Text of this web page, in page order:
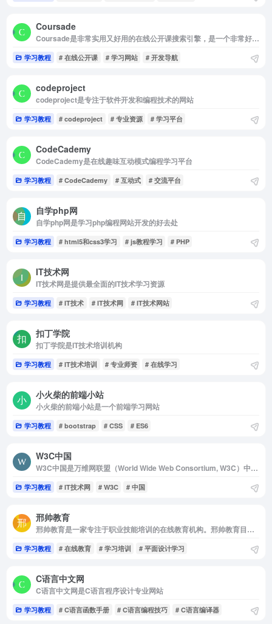
Coursade
Coursade是非常实用又好用的在线公开课搜索引擎，是一个非常好用的学习网站
学习教程 # 在线公开课 # 学习网站 # 开发导航
codeproject
codeproject是专注于软件开发和编程技术的网站
学习教程 # codeproject # 专业资源 # 学习平台
CodeCademy
CodeCademy是在线趣味互动模式编程学习平台
学习教程 # CodeCademy # 互动式 # 交流平台
自学php网
自学php网是学习php编程网站开发的好去处
学习教程 # html5和css3学习 # js教程学习 # PHP
IT技术网
IT技术网是提供最全面的IT技术学习资源
学习教程 # IT技术 # IT技术网 # IT技术网站
扣丁学院
扣丁学院是IT技术培训机构
学习教程 # IT技术培训 # 专业师资 # 在线学习
小火柴的前端小站
小火柴的前端小站是一个前端学习网站
学习教程 # bootstrap # CSS # ES6
W3C中国
W3C中国是万维网联盟（World Wide Web Consortium, W3C）中文网
学习教程 # IT技术网 # W3C # 中国
邢帅教育
邢帅教育是一家专注于职业技能培训的在线教育机构。邢帅教育目前已开设课程...
学习教程 # 在线教育 # 学习培训 # 平面设计学习
C语言中文网
C语言中文网是C语言程序设计专业网站
学习教程 # C语言函数手册 # C语言编程技巧 # C语言编译器